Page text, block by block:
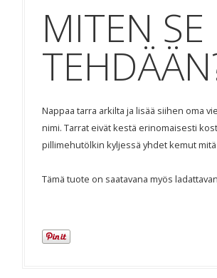
MITEN SE
TEHDÄÄN
Nappaa tarra arkilta ja lisää siihen oma
nimi. Tarrat eivät kestä erinomaisesti
pillimehutölkin kyljessä yhdet kemut
Tämä tuote on saatavana myös